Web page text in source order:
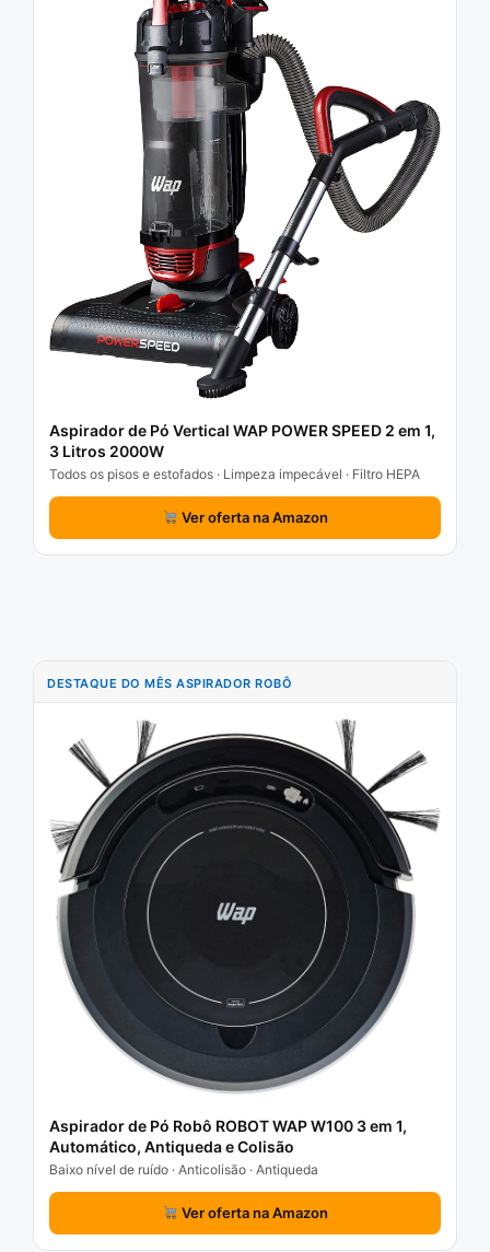
Aspirador de Pó Vertical WAP POWER SPEED 2 em 1,
3 Litros 2000W
Todos os pisos e estofados · Limpeza impecável · Filtro HEPA
Ver oferta na Amazon
DESTAQUE DO MÊS ASPIRADOR ROBÔ
Aspirador de Pó Robô ROBOT WAP W100 3 em 1,
Automático, Antiqueda e Colisão
Baixo nível de ruído · Anticolisão · Antiqueda
Ver oferta na Amazon